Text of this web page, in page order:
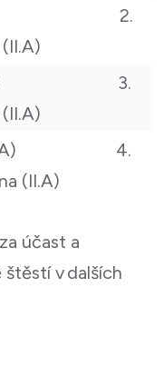
(IV.A) 2.
(IV.A) 3.
(IV.A) 4.
(II.A)
účast a
v dalších